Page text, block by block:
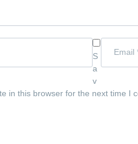
S
a
v
in this browser for the next time I